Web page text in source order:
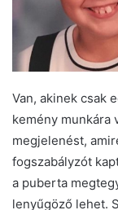
Van, akinek csak
kemény munkára
megjelenést,
fogszabályzót
a puberta
lenyűgöző lehet.